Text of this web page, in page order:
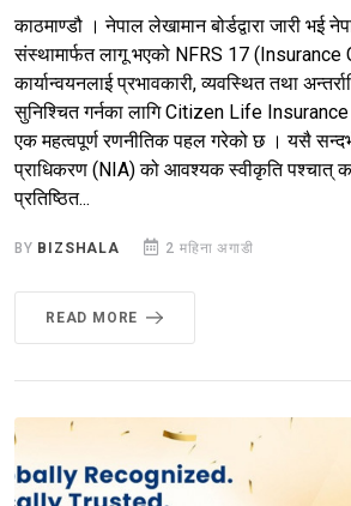
काठमाण्डौ । नेपाल लेखामान बोर्डद्वारा जारी भई
संस्थामार्फत लागू भएको NFRS 17
कार्यान्वयनलाई प्रभावकारी, व्यवस्थित तथा
सुनिश्चित गर्नका लागि Citizen Life
एक महत्वपूर्ण रणनीतिक पहल गरेको छ । यसै
प्राधिकरण (NIA) को आवश्यक स्वीकृति पश्चात्
प्रतिष्ठित...
BY BIZSHALA 2 महिना अगाडी
READ MORE